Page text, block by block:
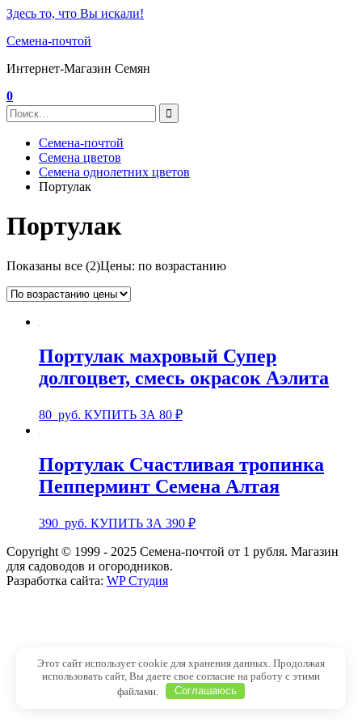
Здесь то, что Вы искали!
Семена-почтой
Интернет-Магазин Семян
0
Семена-почтой
Семена цветов
Семена однолетних цветов
Портулак
Портулак
Показаны все (2)Цены: по возрастанию
Портулак махровый Супер
долгоцвет, смесь окрасок Аэлита
80 руб. КУПИТЬ ЗА 80 ₽
Портулак Счастливая тропинка
Пепперминт Семена Алтая
390 руб. КУПИТЬ ЗА 390 ₽
Copyright © 1999 - 2025 Семена-почтой от 1 рубля. Магазин
для садоводов и огородников.
Разработка сайта: WP Студия
Этот сайт использует cookie для хранения данных. Продолжая
использовать сайт, Вы даете свое согласие на работу с этими
файлами.
Соглашаюсь